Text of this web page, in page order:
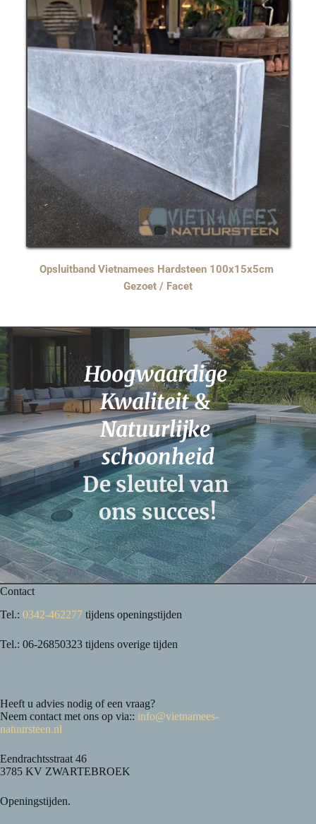
Opsluitband Vietnamees Hardsteen 100x15x5cm
Gezoet / Facet
Hoogwaardige
Kwaliteit
&
Natuurlijke
schoonheid
De sleutel van
ons succes!
Contact
Tel.: 0342-462277 tijdens openingstijden
Tel.: 06-26850323 tijdens overige tijden
Heeft u advies nodig of een vraag?
Neem contact met ons op via:: info@vietnamees-
natuursteen.nl
Eendrachtsstraat 46
3785 KV ZWARTEBROEK
Openingstijden.